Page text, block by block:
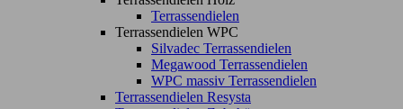
Terrassendielen
Terrassendielen WPC
Silvadec Terrassendielen
Megawood Terrassendielen
WPC massiv Terrassendielen
Terrassendielen Resysta